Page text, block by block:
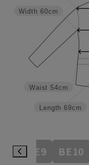
Length 69cm
Waist 54cm
Width 60cm
BE9 BE10